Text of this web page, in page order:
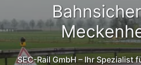
SEC-Rail GmbH – Ihr Spezialist